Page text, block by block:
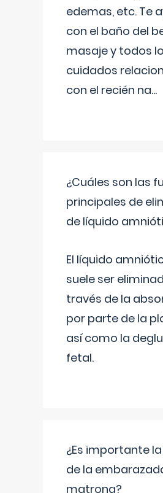
edemas, etc. Te
con el baño del
masaje y todos
cuidados
con el recién na...
¿Cuáles son las
principales de
de líquido
El líquido
suele ser
través de la
por parte de la
así como la
fetal.
¿Es importante
de la
matrona?